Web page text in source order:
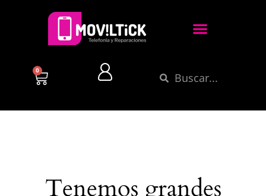
0
Tenemos grandes